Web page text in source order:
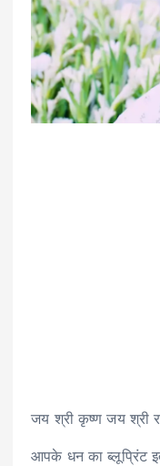
जय श्री कृष्ण जय श्री
आपके धन का ब्लूप्रिंट